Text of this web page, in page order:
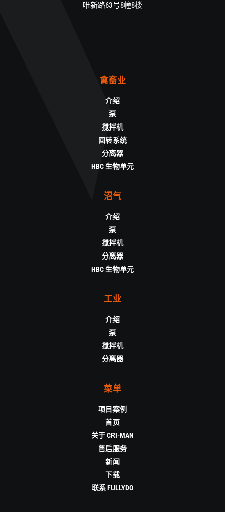
唯新路63号8幢8楼
禽畜业
介绍
泵
搅拌机
回转系统
分离器
HBC 生物单元
沼气
介绍
泵
搅拌机
分离器
HBC 生物单元
工业
介绍
泵
搅拌机
分离器
菜单
项目案例
首页
关于 CRI-MAN
售后服务
新闻
下载
联系 FULLYDO